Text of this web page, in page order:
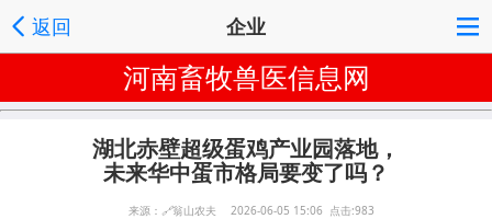
返回 企业
河南畜牧兽医信息网
湖北赤壁超级蛋鸡产业园落地，
未来华中蛋市格局要变了吗？
来源： 🔗翁山农夫 2026-06-05 15:06 点击:983